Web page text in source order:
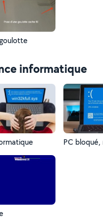
informatique
PC